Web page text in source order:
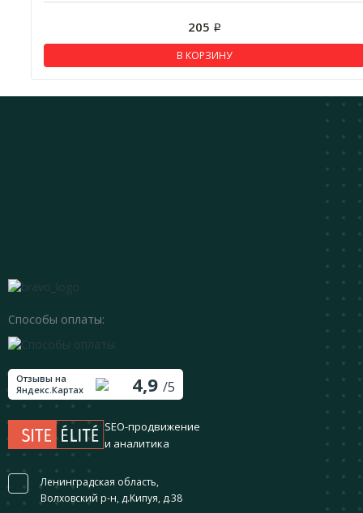
205 Р
В КОРЗИНУ
Способы оплаты:
Отзывы на
Яндекс.Картах
4,9 /5
SEO-продвижение
и аналитика
Ленинградская область,
Волховский р-н, д.Кипуя, д.38